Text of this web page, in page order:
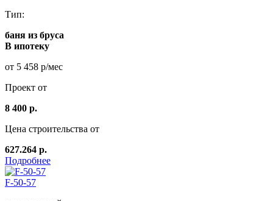
Тип:
баня из бруса
В ипотеку
от 5 458 р/мес
Проект от
8 400 р.
Цена строительства от
627.264 р.
Подробнее
F-50-57